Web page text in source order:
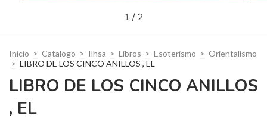
1 / 2
Inicio > Catalogo > Ilhsa > Libros > Esoterismo > Orientalismo
> LIBRO DE LOS CINCO ANILLOS , EL
LIBRO DE LOS CINCO ANILLOS
, EL